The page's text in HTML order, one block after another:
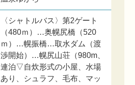
〈シャトルバス〉第2ゲート
（480ｍ）…奥幌尻橋（520
ｍ）…幌振橋…取水ダム（渡
渉開始）…幌尻山荘（980m、
連泊▽自炊形式の小屋、水場
あり、シュラフ、毛布、マッ